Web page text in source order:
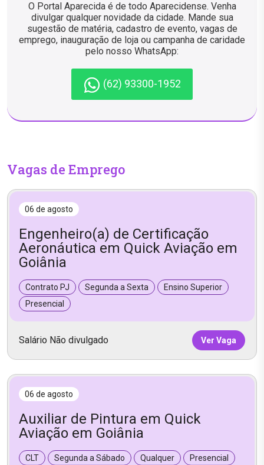
O Portal Aparecida é de todo Aparecidense. Venha
divulgar qualquer novidade da cidade. Mande sua
sugestão de matéria, cadastro de evento, vagas de
emprego, inauguração de loja ou campanha de caridade
pelo nosso WhatsApp:
(62) 93300-1952
Vagas de Emprego
06 de agosto
Engenheiro(a) de Certificação
Aeronáutica em Quick Aviação em
Goiânia
Contrato PJ Segunda a Sexta
Ensino Superior
Presencial
Salário Não divulgado Ver Vaga
06 de agosto
Auxiliar de Pintura em Quick
Aviação em Goiânia
CLT Segunda a Sábado Qualquer Presencial